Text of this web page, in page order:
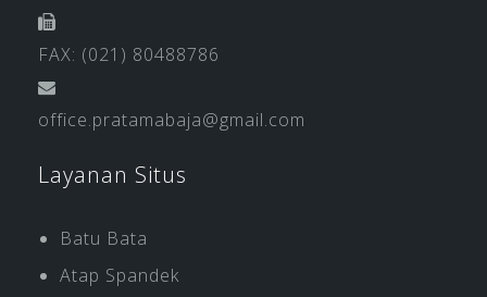
FAX: (021) 80488786
office.pratamabaja@gmail.com
Layanan Situs
Batu Bata
Atap Spandek